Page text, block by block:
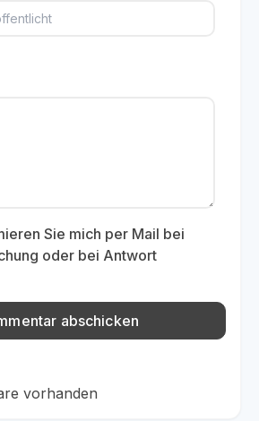
Sie mich per Mail bei
oder bei Antwort
vorhanden